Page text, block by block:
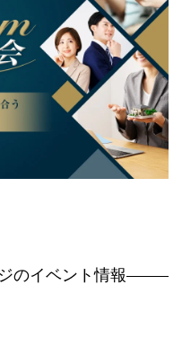
のイベント情報